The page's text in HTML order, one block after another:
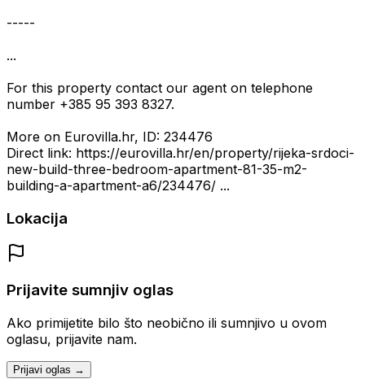
-----
...
For this property contact our agent on telephone
number +385 95 393 8327.
More on Eurovilla.hr, ID: 234476
Direct link: https://eurovilla.hr/en/property/rijeka-srdoci-
new-build-three-bedroom-apartment-81-35-m2-
building-a-apartment-a6/234476/ ...
Lokacija
Prijavite sumnjiv oglas
Ako primijetite bilo što neobično ili sumnjivo u ovom
oglasu, prijavite nam.
Prijavi oglas →